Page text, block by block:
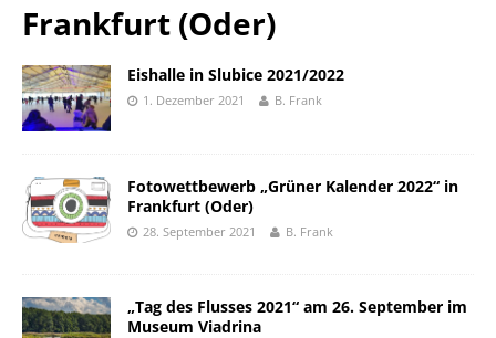
Frankfurt (Oder)
Eishalle in Slubice 2021/2022
1. Dezember 2021 B. Frank
Fotowettbewerb „Grüner Kalender 2022“ in
Frankfurt (Oder)
28. September 2021 B. Frank
„Tag des Flusses 2021“ am 26. September im
Museum Viadrina